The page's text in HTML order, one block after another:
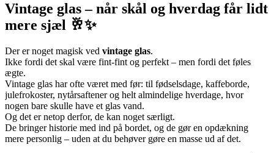
Vintage glas – når skål og hverdag får lidt
mere sjæl 🥂✨
Der er noget magisk ved vintage glas.
Ikke fordi det skal være fint-fint og perfekt – men fordi det føles
ægte.
Vintage glas har ofte været med før: til fødselsdage, kaffeborde,
julefrokoster, nytårsaftener og helt almindelige hverdage, hvor
nogen bare skulle have et glas vand.
Og det er netop derfor, de kan noget særligt.
De bringer historie med ind på bordet, og de gør en opdækning
mere personlig – uden at du behøver gøre en masse ud af det.